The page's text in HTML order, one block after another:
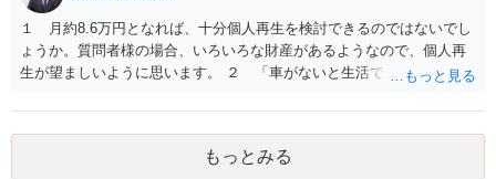
１ 月約8.6万円となれば、十分個人再生を検討できるのではないでし
ょうか。質問者様の場合、いろいろな財産があるようなので、個人再
生が望ましいように思います。 ２ 「車がないと生活できない」とい
してもらえるかという点にかかってきます。 ３ 先に回答したとお
り、第一次的には個人再生です。
もっとみる